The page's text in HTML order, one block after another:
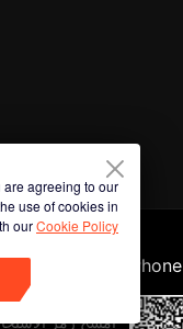
are agreeing to our
use of cookies in
ourCookie Policy.
Phone
امسح رمز